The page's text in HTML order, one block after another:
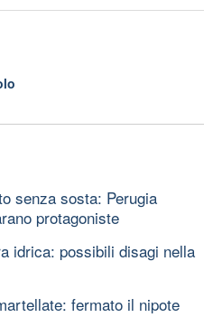
senza sosta: Perugia
protagoniste
idrica: possibili disagi nella
fermato il nipote